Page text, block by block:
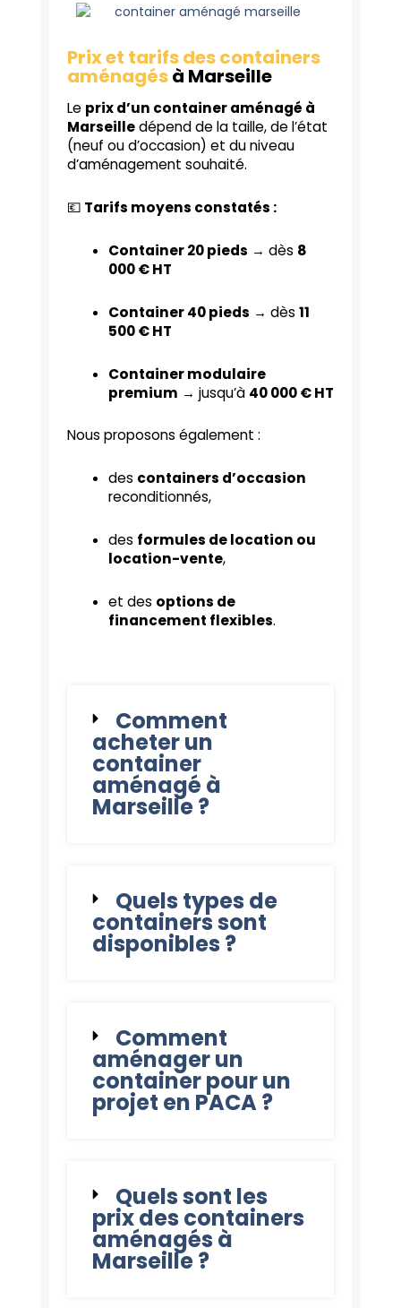
Prix et tarifs des containers
aménagésà Marseille
Le prix d’un container aménagé à
Marseilledépend de la taille, de l’état
(neuf ou d’occasion) et du niveau
d’aménagement souhaité.
💶 Tarifs moyens constatés :
Container 20 pieds → dès 8
000 € HT
Container 40 pieds → dès 11
500 € HT
Container modulaire
premium → jusqu’à 40 000 € HT
Nous proposons également :
des containers d’occasion
reconditionnés,
des formules de location ou
location-vente,
et des options de
financement flexibles.
Comment
acheter un
container
aménagé à
Marseille ?
Quels types de
containers sont
disponibles ?
Comment
aménager un
container pour un
projet en PACA ?
Quels sont les
prix des containers
aménagés à
Marseille ?